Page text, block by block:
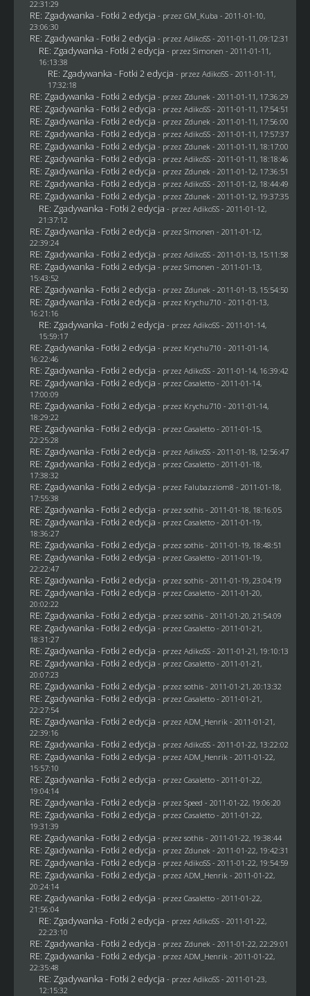
22:31:29
RE: Zgadywanka - Fotki 2 edycja - przez GM_Kuba - 2011-01-10,
23:06:30
RE: Zgadywanka - Fotki 2 edycja - przez AdikoSS - 2011-01-11, 09:12:31
RE: Zgadywanka - Fotki 2 edycja - przez Simonen - 2011-01-11,
16:13:38
RE: Zgadywanka - Fotki 2 edycja - przez AdikoSS - 2011-01-11,
17:32:18
RE: Zgadywanka - Fotki 2 edycja - przez Zdunek - 2011-01-11, 17:36:29
RE: Zgadywanka - Fotki 2 edycja - przez AdikoSS - 2011-01-11, 17:54:51
RE: Zgadywanka - Fotki 2 edycja - przez Zdunek - 2011-01-11, 17:56:00
RE: Zgadywanka - Fotki 2 edycja - przez AdikoSS - 2011-01-11, 17:57:37
RE: Zgadywanka - Fotki 2 edycja - przez Zdunek - 2011-01-11, 18:17:00
RE: Zgadywanka - Fotki 2 edycja - przez AdikoSS - 2011-01-11, 18:18:46
RE: Zgadywanka - Fotki 2 edycja - przez Zdunek - 2011-01-12, 17:36:51
RE: Zgadywanka - Fotki 2 edycja - przez AdikoSS - 2011-01-12, 18:44:49
RE: Zgadywanka - Fotki 2 edycja - przez Zdunek - 2011-01-12, 19:37:35
RE: Zgadywanka - Fotki 2 edycja - przez AdikoSS - 2011-01-12,
21:37:12
RE: Zgadywanka - Fotki 2 edycja - przez Simonen - 2011-01-12,
22:39:24
RE: Zgadywanka - Fotki 2 edycja - przez AdikoSS - 2011-01-13, 15:11:58
RE: Zgadywanka - Fotki 2 edycja - przez Simonen - 2011-01-13,
15:43:52
RE: Zgadywanka - Fotki 2 edycja - przez Zdunek - 2011-01-13, 15:54:50
RE: Zgadywanka - Fotki 2 edycja - przez Krychu710 - 2011-01-13,
16:21:16
RE: Zgadywanka - Fotki 2 edycja - przez AdikoSS - 2011-01-14,
15:59:17
RE: Zgadywanka - Fotki 2 edycja - przez Krychu710 - 2011-01-14,
16:22:46
RE: Zgadywanka - Fotki 2 edycja - przez AdikoSS - 2011-01-14, 16:39:42
RE: Zgadywanka - Fotki 2 edycja - przez Casaletto- 2011-01-14,
17:00:09
RE: Zgadywanka - Fotki 2 edycja - przez Krychu710 - 2011-01-14,
18:29:22
RE: Zgadywanka - Fotki 2 edycja - przez Casaletto- 2011-01-15,
22:25:28
RE: Zgadywanka - Fotki 2 edycja - przez AdikoSS - 2011-01-18, 12:56:47
RE: Zgadywanka - Fotki 2 edycja - przez Casaletto- 2011-01-18,
17:38:32
RE: Zgadywanka - Fotki 2 edycja - przez Falubazziom8 - 2011-01-18,
17:55:38
RE: Zgadywanka - Fotki 2 edycja - przez sothis- 2011-01-18, 18:16:05
RE: Zgadywanka - Fotki 2 edycja - przez Casaletto- 2011-01-19,
18:36:27
RE: Zgadywanka - Fotki 2 edycja - przez sothis- 2011-01-19, 18:48:51
RE: Zgadywanka - Fotki 2 edycja - przez Casaletto- 2011-01-19,
22:22:47
RE: Zgadywanka - Fotki 2 edycja - przez sothis- 2011-01-19, 23:04:19
RE: Zgadywanka - Fotki 2 edycja - przez Casaletto- 2011-01-20,
20:02:22
RE: Zgadywanka - Fotki 2 edycja - przez sothis- 2011-01-20, 21:54:09
RE: Zgadywanka - Fotki 2 edycja - przez Casaletto- 2011-01-21,
18:31:27
RE: Zgadywanka - Fotki 2 edycja - przez AdikoSS - 2011-01-21, 19:10:13
RE: Zgadywanka - Fotki 2 edycja - przez Casaletto- 2011-01-21,
20:07:23
RE: Zgadywanka - Fotki 2 edycja - przez sothis- 2011-01-21, 20:13:32
RE: Zgadywanka - Fotki 2 edycja - przez Casaletto- 2011-01-21,
22:27:54
RE: Zgadywanka - Fotki 2 edycja - przez ADM_Henrik - 2011-01-21,
22:39:16
RE: Zgadywanka - Fotki 2 edycja - przez AdikoSS - 2011-01-22, 13:22:02
RE: Zgadywanka - Fotki 2 edycja - przez ADM_Henrik - 2011-01-22,
15:57:10
RE: Zgadywanka - Fotki 2 edycja - przez Casaletto- 2011-01-22,
19:04:14
RE: Zgadywanka - Fotki 2 edycja - przez Speed - 2011-01-22, 19:06:20
RE: Zgadywanka - Fotki 2 edycja - przez Casaletto- 2011-01-22,
19:31:39
RE: Zgadywanka - Fotki 2 edycja - przez sothis- 2011-01-22, 19:38:44
RE: Zgadywanka - Fotki 2 edycja - przez Zdunek - 2011-01-22, 19:42:31
RE: Zgadywanka - Fotki 2 edycja - przez AdikoSS - 2011-01-22, 19:54:59
RE: Zgadywanka - Fotki 2 edycja - przez ADM_Henrik - 2011-01-22,
20:24:14
RE: Zgadywanka - Fotki 2 edycja - przez Casaletto- 2011-01-22,
21:56:04
RE: Zgadywanka - Fotki 2 edycja - przez AdikoSS - 2011-01-22,
22:23:10
RE: Zgadywanka - Fotki 2 edycja - przez Zdunek - 2011-01-22, 22:29:01
RE: Zgadywanka - Fotki 2 edycja - przez ADM_Henrik - 2011-01-22,
22:35:48
RE: Zgadywanka - Fotki 2 edycja - przez AdikoSS - 2011-01-23,
12:15:32